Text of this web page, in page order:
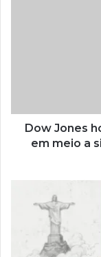
Dow Jones
em meio a